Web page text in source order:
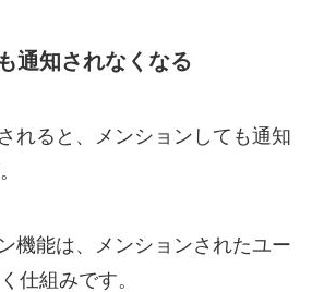
通知されなくなる
れると、メンションしても通知
機能は、メンションされたユー
仕組みです。